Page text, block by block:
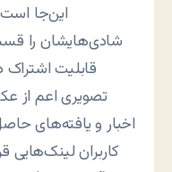
این‌جا است
شادی‌هایشان را
قابلیت اشتراک
تصویری اعم از
اخبار و یافته‌های
‌کاربران